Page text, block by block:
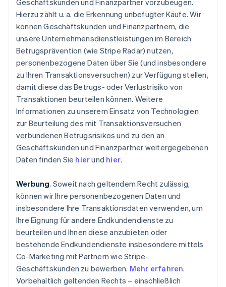
Geschäftskunden und Finanzpartner vorzubeugen.
Hierzu zählt u. a. die Erkennung unbefugter Käufe. Wir
können Geschäftskunden und Finanzpartnern, die
unsere Unternehmensdienstleistungen im Bereich
Betrugsprävention (wie Stripe Radar) nutzen,
personenbezogene Daten über Sie (und insbesondere
zu Ihren Transaktionsversuchen) zur Verfügung stellen,
damit diese das Betrugs- oder Verlustrisiko von
Transaktionen beurteilen können. Weitere
Informationen zu unserem Einsatz von Technologien
zur Beurteilung des mit Transaktionsversuchen
verbundenen Betrugsrisikos und zu den an
Geschäftskunden und Finanzpartner weitergegebenen
Daten finden Sie hierund hier.
Werbung. Soweit nach geltendem Recht zulässig,
können wir Ihre personenbezogenen Daten und
insbesondere Ihre Transaktionsdaten verwenden, um
Ihre Eignung für andere Endkundendienste zu
beurteilen und Ihnen diese anzubieten oder
bestehende Endkundendienste insbesondere mittels
Co-Marketing mit Partnern wie Stripe-
Geschäftskunden zu bewerben. Mehr erfahren.
Vorbehaltlich geltenden Rechts – einschließlich